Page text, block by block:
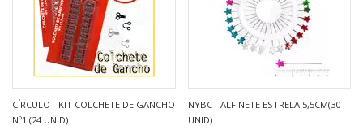
CÍRCULO - KIT COLCHETE DE GANCHO
Nº1 (24 UNID)
NYBC - ALFINETE ESTRELA 5,5CM(30
UNID)